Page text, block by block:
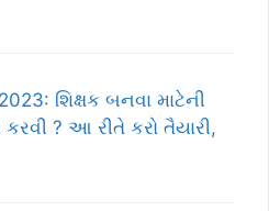
શિક્ષક બનવા માટેની
કરવી ? આ રીતે કરો તૈયારી,